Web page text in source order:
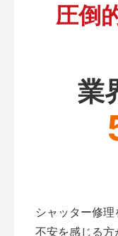
圧倒
業
シャッター修
不安を感じる方